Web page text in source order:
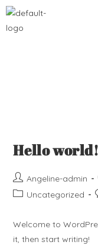
Hello world!
Angeline-admin
Uncategorized
Welcome to
it, then start writing!